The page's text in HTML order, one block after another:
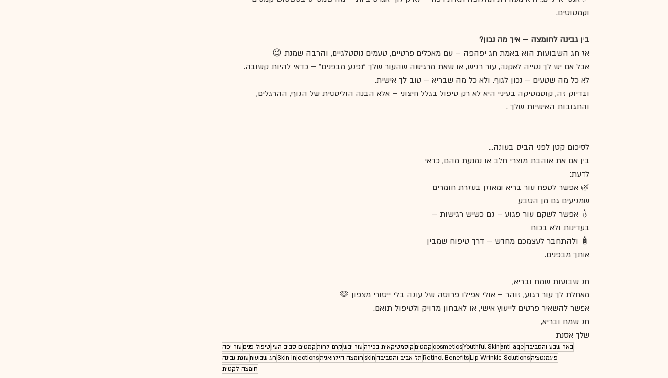
וקמטוטים.
בין גבינה לחומצה – איך מה נכון?
אז חג השבועות הוא באמת חג יפהפה – עם מאכלים פרטיים, טעמים נוסטלגיים, והרבה שמנת 😉
אבל אם יש לך נטייה לאקנה, עור רגיש, או שאת מרגישה שהעור שלך "נפגע מבפנים" – כדאי להיות קשובה.
לא כל מה שטעים – נכון לגוף. ולא כל מה שבריא – טוב לך אישית.
ובדיוק זה, קוסמטיקה בעיניי היא לא רק טיפול בגלל חיצוני – אלא הבנה הוליסטית של הגוף, ההרגלים,
והתגובות האישיות שלך .
לסיכום קטן לפני הביס בעוגה...
בין אם את אוהבת מוצרי חלב או נמנעת מהם, כדאי
לדעת:
🌿 אפשר לטפח עור בריא ומאוזן בעזרת חומרים
שמגיעים גם מן הטבע
💧 אפשר לשקם עור פגוע – גם כשיש רגישות –
בעדינות ולא בכוח
🧴 ולהתחבר לעצמכם מחדש – דרך טיפוח שמבין
אותך מבפנים.
חג שבועות שמח ובריא,
מאחלת לך עור רגוע, זוהר – אולי אפילו פרוסה של עוגה בלי ייסורי מצפון 🫶
אפשר להשאיר פרטים לייעוץ אישי, או לאבחון מדויק ולטיפול תואם.
חג שמח ובריא,
שלך אסנת
באר שבע והסביבהanti age
Youthful Skin
cosmeticsקמטיםקוסמטיקאית בכירהעור יבשקרם לחותקמטים סביב העיןטיפול פניםעור יפה
פיגמנטציהLip Wrinkle Solutions
Retinol Benefitsתל אביב והסביבהskin חומצה הילרואניתSkin Injectionsחג שבועותעוגת גבינה
חומצה לקטית